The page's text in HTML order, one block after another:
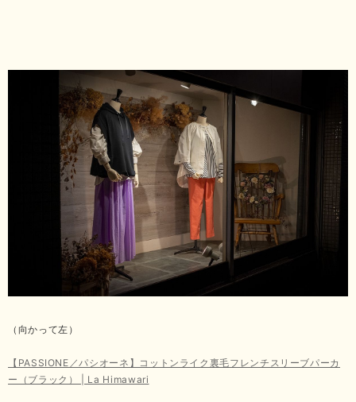
（向かって左）
【PASSIONE／パシオーネ】コットンライク裏毛フレンチスリーブパーカ
ー（ブラック） | La Himawari